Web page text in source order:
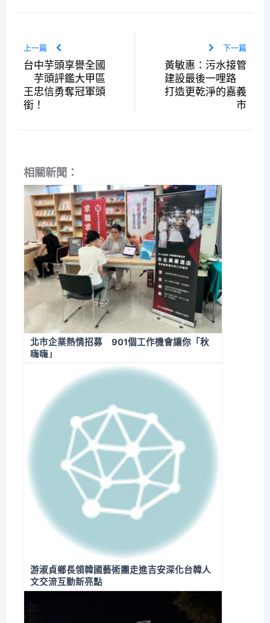
上一篇
台中芋頭享譽全國
芋頭評鑑大甲區
王忠信勇奪冠軍頭
銜！
下一篇
黃敏惠：污水接管
建設最後一哩路
打造更乾淨的嘉義
市
相關新聞：
北市企業熱情招募 901個工作機會讓你「秋
嗨嗨」
游淑貞鄉長領韓國藝術團走進吉安深化台韓人
文交流互動新亮點